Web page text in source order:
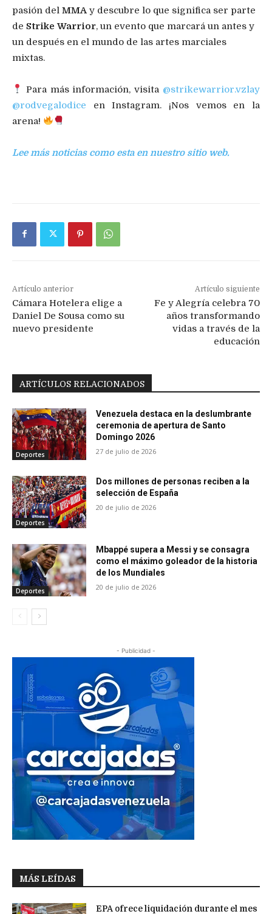
pasión del MMA y descubre lo que significa ser parte
de Strike Warrior, un evento que marcará un antes y
un después en el mundo de las artes marciales
mixtas.
Para más información, visita @strikewarrior.vzlay
@rodvegalodice en Instagram. ¡Nos vemos en la
arena!
Lee más noticias como esta en nuestro sitio web.
Artículo anterior
Cámara Hotelera elige a
Daniel De Sousa como su
nuevo presidente
Artículo siguiente
Fe y Alegría celebra 70
años transformando
vidas a través de la
educación
ARTÍCULOS RELACIONADOS
Deportes
Venezuela destaca en la deslumbrante
ceremonia de apertura de Santo
Domingo 2026
27 de julio de 2026
Deportes
Dos millones de personas reciben a la
selección de España
20 de julio de 2026
Deportes
Mbappé supera a Messi y se consagra
como el máximo goleador de la historia
de los Mundiales
20 de julio de 2026
- Publicidad -
MÁS LEÍDAS
EPA ofrece liquidación durante el mes